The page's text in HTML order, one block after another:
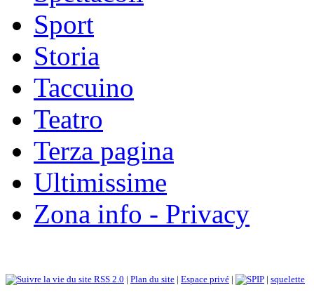
Sport
Storia
Taccuino
Teatro
Terza pagina
Ultimissime
Zona info - Privacy
RSS 2.0 | Plan du site | Espace privé | | squelette